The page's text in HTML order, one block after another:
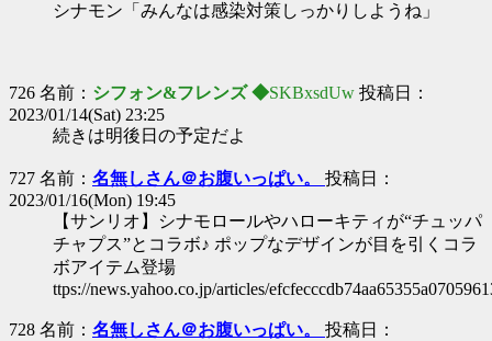
シナモン「みんなは感染対策しっかりしようね」
726 名前： シフォン&フレンズ ◆SKBxsdUw 投稿日：
2023/01/14(Sat) 23:25
続きは明後日の予定だよ
727 名前： 名無しさん＠お腹いっぱい。 投稿日：
2023/01/16(Mon) 19:45
【サンリオ】シナモロールやハローキティが“チュッパ
チャプス”とコラボ♪ ポップなデザインが目を引くコラ
ボアイテム登場
ttps://news.yahoo.co.jp/articles/
728 名前： 名無しさん＠お腹いっぱい。 投稿日：